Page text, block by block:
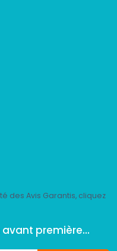
des Avis Garantis, cliquez
première...